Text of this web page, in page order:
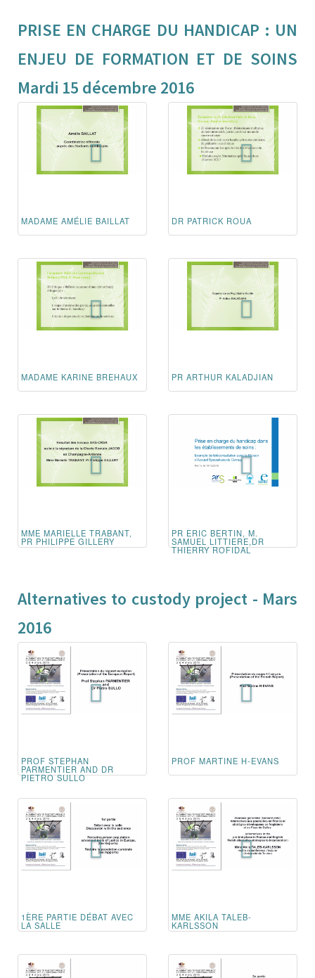
PRISE EN CHARGE DU HANDICAP : UN
ENJEU DE FORMATION ET DE SOINS
Mardi 15 décembre 2016
MADAME AMÉLIE BAILLAT DR PATRICK ROUA
MADAME KARINE BREHAUX PR ARTHUR KALADJIAN
MME MARIELLE TRABANT,
PR PHILIPPE GILLERY
PR ERIC BERTIN, M.
SAMUEL LITTIERE,DR
THIERRY ROFIDAL
Alternatives to custody project - Mars
2016
PROF STEPHAN
PARMENTIER AND DR
PIETRO SULLO
PROF MARTINE H-EVANS
1ÈRE PARTIE DÉBAT AVEC
LA SALLE
MME AKILA TALEB-
KARLSSON